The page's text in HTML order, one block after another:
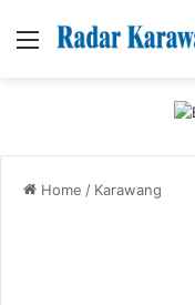
Menu
Home / Karawang